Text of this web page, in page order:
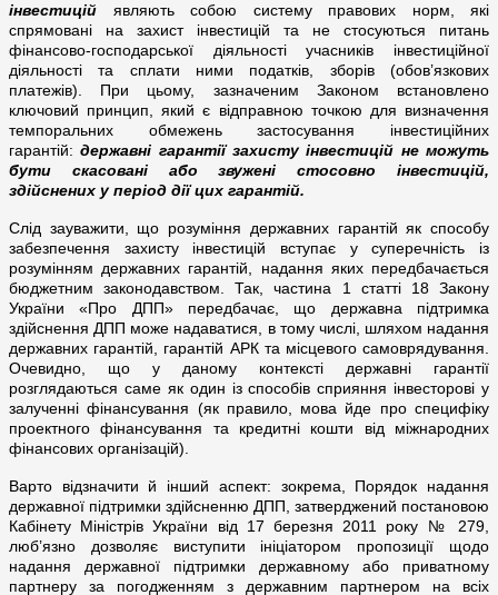
інвестицій являють собою систему правових норм, які
спрямовані на захист інвестицій та не стосуються питань
фінансово-господарської діяльності учасників інвестиційної
діяльності та сплати ними податків, зборів (обов’язкових
платежів). При цьому, зазначеним Законом встановлено
ключовий принцип, який є відправною точкою для визначення
темпоральних обмежень застосування інвестиційних
гарантій:державні гарантії захисту інвестицій не можуть
бути скасовані або звужені стосовно інвестицій,
здійснених у період дії цих гарантій.
Слід зауважити, що розуміння державних гарантій як способу
забезпечення захисту інвестицій вступає у суперечність із
розумінням державних гарантій, надання яких передбачається
бюджетним законодавством. Так, частина 1 статті 18 Закону
України «Про ДПП» передбачає, що державна підтримка
здійснення ДПП може надаватися, в тому числі, шляхом надання
державних гарантій, гарантій АРК та місцевого самоврядування.
Очевидно, що у даному контексті державні гарантії
розглядаються саме як один із способів сприяння інвесторові у
залученні фінансування (як правило, мова йде про специфіку
проектного фінансування та кредитні кошти від міжнародних
фінансових організацій).
Варто відзначити й інший аспект: зокрема, Порядок надання
державної підтримки здійсненню ДПП, затверджений постановою
Кабінету Міністрів України від 17 березня 2011 року № 279,
люб’язно дозволяє виступити ініціатором пропозиції щодо
надання державної підтримки державному або приватному
партнеру за погодженням з державним партнером на всіх